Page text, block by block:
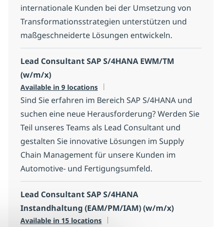
internationale Kunden bei der Umsetzung von
Transformationsstrategien unterstützen und
maßgeschneiderte Lösungen entwickeln.
Lead Consultant SAP S/4HANA EWM/TM
(w/m/x)
Available in 9 locations
Sind Sie erfahren im Bereich SAP S/4HANA und
suchen eine neue Herausforderung? Werden Sie
Teil unseres Teams als Lead Consultant und
gestalten Sie innovative Lösungen im Supply
Chain Management für unsere Kunden im
Automotive- und Fertigungsumfeld.
Lead Consultant SAP S/4HANA
Instandhaltung (EAM/PM/IAM) (w/m/x)
Available in 15 locations